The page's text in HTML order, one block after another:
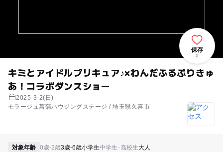
キミとアイドルプリキュア♪×わんだふるぷりきゅ
あ！コラボダンスショー
2025-3-2(日)
モラージュ菖蒲ハウジングステージ / 埼玉県久喜市
保存
0
対象年齢 0歳-2歳3歳-6歳小学生中学生･高校生大人